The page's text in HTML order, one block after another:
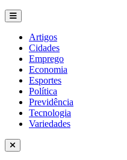
Artigos
Cidades
Emprego
Economia
Esportes
Política
Previdência
Tecnologia
Variedades